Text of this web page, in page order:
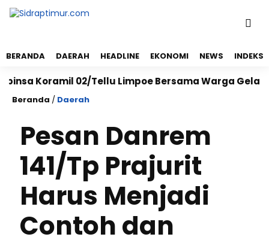
BERANDA DAERAH HEADLINE EKONOMI NEWS INDEKS
Koramil 02/Tellu Limpoe Bersama Warga Gelar
Beranda / Daerah
Pesan Danrem
141/Tp Prajurit
Harus Menjadi
Contoh dan